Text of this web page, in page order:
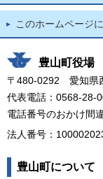
このホームページ
豊山町役場
〒480-0292 愛知県
代表電話：0568-
電話番号のおかけ間
法人番号：
豊山町について